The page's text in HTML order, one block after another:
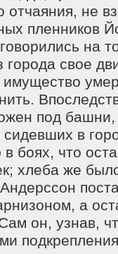
не
пленников
на
города свое
имущество
под башни,
в
боях, что
хлеба же
а
он, узнав,